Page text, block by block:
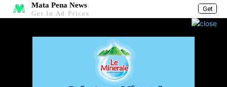
Get
Mata Pena News
Get In Ad Prices